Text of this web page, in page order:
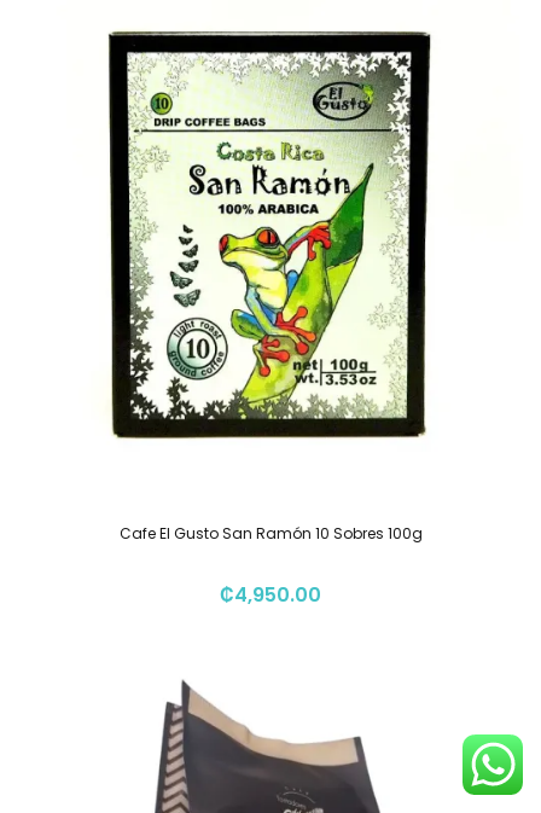
Cafe El Gusto San Ramón 10 Sobres 100g
₡4,950.00